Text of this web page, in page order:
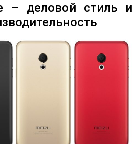
– деловой стиль и